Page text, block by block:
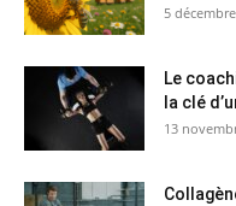
5
Le
la clé
13